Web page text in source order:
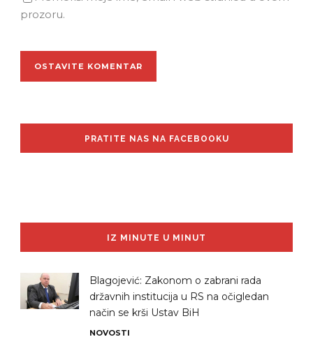
prozoru.
PRATITE NAS NA FACEBOOKU
IZ MINUTE U MINUT
Blagojević: Zakonom o zabrani rada
državnih institucija u RS na očigledan
način se krši Ustav BiH
NOVOSTI